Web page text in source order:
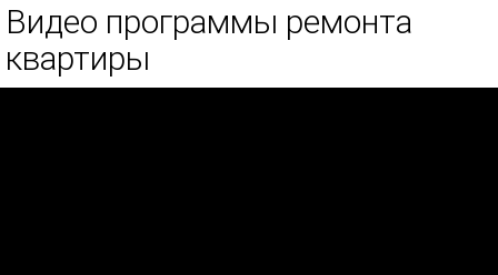
Видео программы ремонта
квартиры